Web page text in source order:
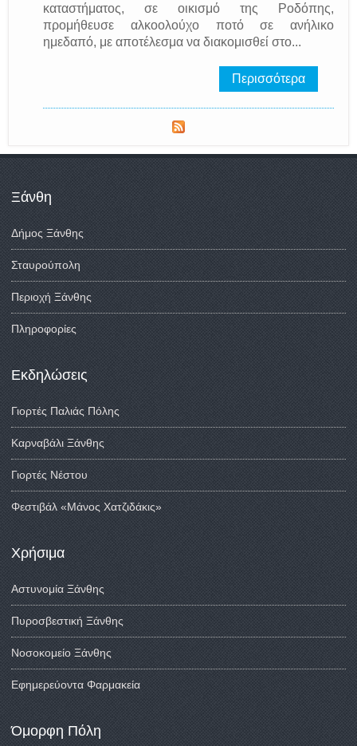
καταστήματος, σε οικισμό της Ροδόπης,
προμήθευσε αλκοολούχο ποτό σε ανήλικο
ημεδαπό, με αποτέλεσμα να διακομισθεί στο...
Περισσότερα
Ξάνθη
Δήμος Ξάνθης
Σταυρούπολη
Περιοχή Ξάνθης
Πληροφορίες
Εκδηλώσεις
Γιορτές Παλιάς Πόλης
Καρναβάλι Ξάνθης
Γιορτές Νέστου
Φεστιβάλ «Μάνος Χατζιδάκις»
Χρήσιμα
Αστυνομία Ξάνθης
Πυροσβεστική Ξάνθης
Νοσοκομείο Ξάνθης
Εφημερεύοντα Φαρμακεία
Όμορφη Πόλη